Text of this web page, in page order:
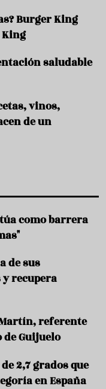
Burger King
King
saludable
vinos,
de un
como barrera
de sus
recupera
referente
Guijuelo
2,7 grados que
en España